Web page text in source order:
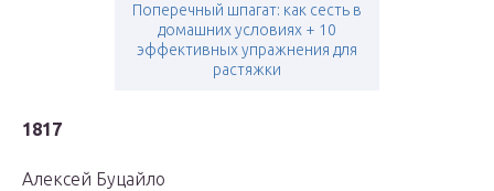
Поперечный шпагат: как сесть в
домашних условиях + 10
эффективных упражнения для
растяжки
1817
Алексей Буцайло